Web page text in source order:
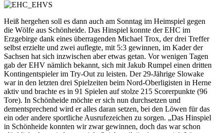
Heiß hergehen soll es dann auch am Sonntag im Heimspiel gegen
die Wölfe aus Schönheide. Das Hinspiel konnte der EHC im
Erzgebirge dank eines überragenden Michael Trox, der drei Treffer
selbst erzielte und zwei auflegte, mit 5:3 gewinnen, im Kader der
Sachsen hat sich inzwischen aber etwas getan. Vor wenigen Tagen
gab der EHV nämlich bekannt, sich mit Jakub Rumpel einen dritten
Kontingentspieler im Try-Out zu leisten. Der 29-Jährige Slowake
war in den letzten drei Spielzeiten beim Nord-Oberligisten in Herne
aktiv und brachte es in 91 Spielen auf stolze 215 Scorerpunkte (96
Tore). In Schönheide möchte er sich nun durchsetzen und
dementsprechend wird er alles daran setzen, bei den Löwen für das
ein oder andere sportliche Ausrufezeichen zu sorgen. „Das Hinspiel
in Schönheide konnten wir zwar gewinnen, doch das war schon